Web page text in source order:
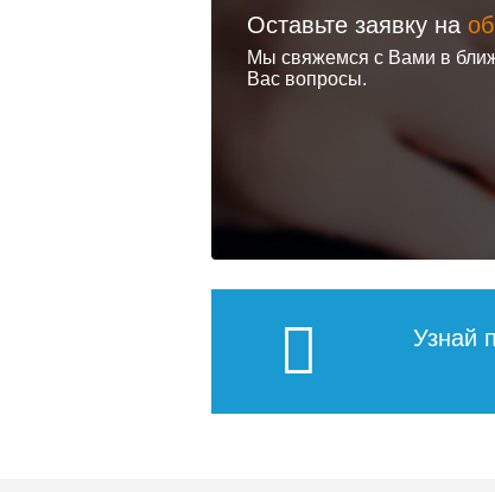
Оставьте заявку на
Мы свяжемся с Вами в
Вас вопросы.
Узнай